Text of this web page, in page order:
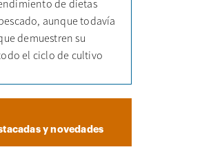
de dietas
aunque todavía
demuestren su
el ciclo de cultivo
y novedades